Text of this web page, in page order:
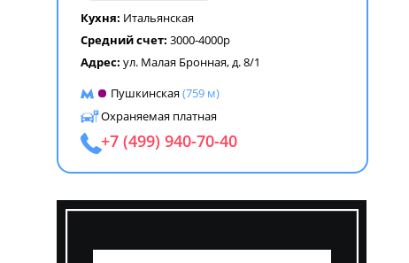
Кухня: Итальянская
Средний счет: 3000-4000р
Адрес: ул. Малая Бронная, д. 8/1
Пушкинская(759 м)
Охраняемая платная
+7 (499) 940-70-40